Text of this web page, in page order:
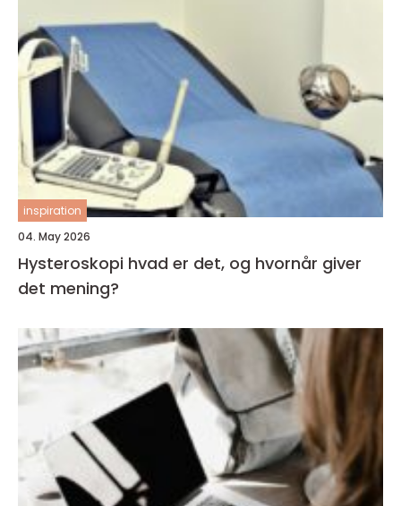
inspiration
04. May 2026
Hysteroskopi hvad er det, og hvornår giver
det mening?